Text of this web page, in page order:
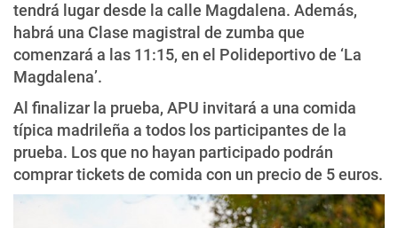
tendrá lugar desde la calle Magdalena. Además,
habrá una Clase magistral de zumba que
comenzará a las 11:15, en el Polideportivo de ‘La
Magdalena’.
Al finalizar la prueba, APU invitará a una comida
típica madrileña a todos los participantes de la
prueba. Los que no hayan participado podrán
comprar tickets de comida con un precio de 5 euros.